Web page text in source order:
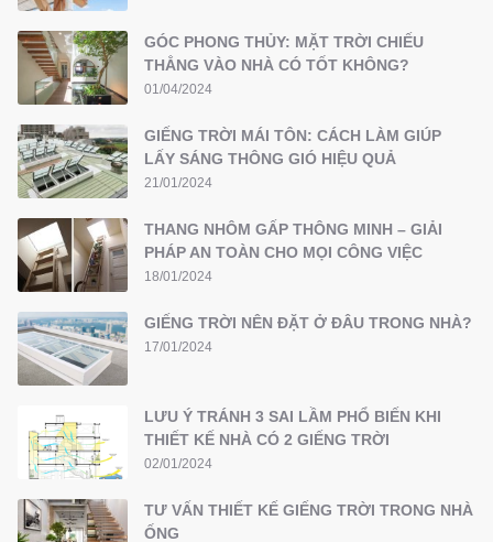
GÓC PHONG THỦY: MẶT TRỜI CHIẾU
THẲNG VÀO NHÀ CÓ TỐT KHÔNG?
01/04/2024
GIẾNG TRỜI MÁI TÔN: CÁCH LÀM GIÚP
LẤY SÁNG THÔNG GIÓ HIỆU QUẢ
21/01/2024
THANG NHÔM GẤP THÔNG MINH – GIẢI
PHÁP AN TOÀN CHO MỌI CÔNG VIỆC
18/01/2024
GIẾNG TRỜI NÊN ĐẶT Ở ĐÂU TRONG NHÀ?
17/01/2024
LƯU Ý TRÁNH 3 SAI LẦM PHỔ BIẾN KHI
THIẾT KẾ NHÀ CÓ 2 GIẾNG TRỜI
02/01/2024
TƯ VẤN THIẾT KẾ GIẾNG TRỜI TRONG NHÀ
ỐNG